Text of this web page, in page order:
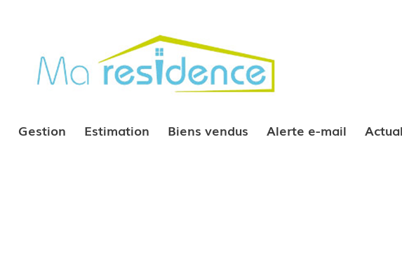
Gestion Estimation Biens vendus Alerte e-mail